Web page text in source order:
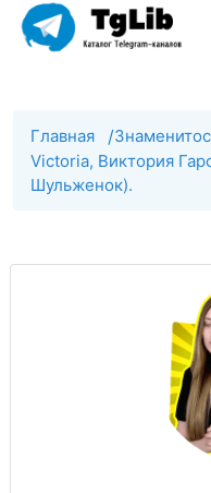
Главная /
Victoria, Виктория
Шульженок).